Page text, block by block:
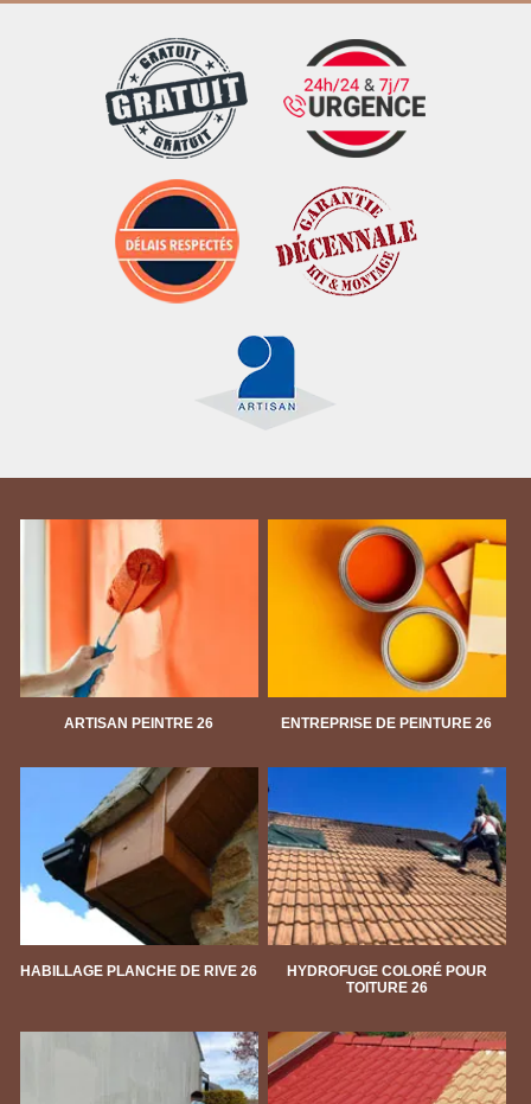
ARTISAN PEINTRE 26 ENTREPRISE DE PEINTURE 26
HABILLAGE PLANCHE DE RIVE 26
HYDROFUGE COLORÉ POUR
TOITURE 26